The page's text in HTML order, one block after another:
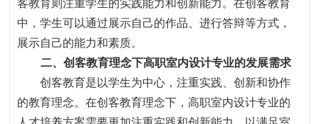
客教育则注重学生的实践能力和创新能力。在创客教育
中，学生可以通过展示自己的作品、进行答辩等方式，
展示自己的能力和素质。
二、创客教育理念下高职室内设计专业的发展需求
创客教育是以学生为中心 ，注重实践、创新和协作
的教育理念。在创客教育理念下 ，高职室内设计专业的